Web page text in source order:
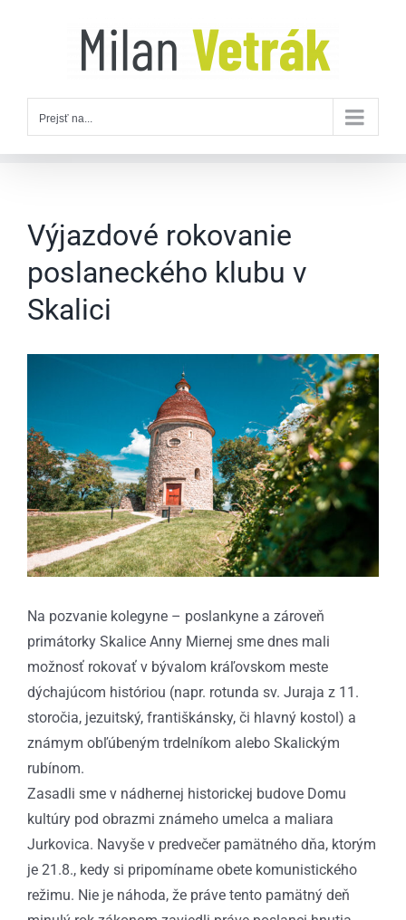
Prejsť na...
Výjazdové rokovanie
poslaneckého klubu v
Skalici
Na pozvanie kolegyne – poslankyne a zároveň
primátorky Skalice Anny Miernej sme dnes mali
možnosť rokovať v bývalom kráľovskom meste
dýchajúcom históriou (napr. rotunda sv. Juraja z 11.
storočia, jezuitský, františkánsky, či hlavný kostol) a
známym obľúbeným trdelníkom alebo Skalickým
rubínom.
Zasadli sme v nádhernej historickej budove Domu
kultúry pod obrazmi známeho umelca a maliara
Jurkovica. Navyše v predvečer pamätného dňa, ktorým
je 21.8., kedy si pripomíname obete komunistického
režimu. Nie je náhoda, že práve tento pamätný deň